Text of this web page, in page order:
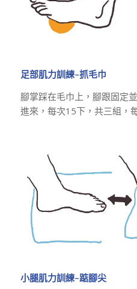
足部肌力訓練–抓毛巾
腳掌踩在毛巾上，腳跟固定
進來，每次15下，共三組，
小腿肌力訓練–踮腳尖